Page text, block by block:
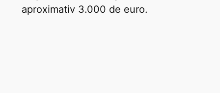
aproximativ 3.000 de euro.